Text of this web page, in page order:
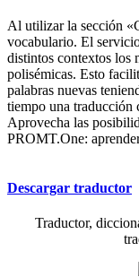
Al utilizar la sección
vocabulario. El
distintos contextos los
polisémicas. Esto
palabras nuevas
tiempo una traducción
Aprovecha las
PROMT.One:
Descargar traductor
Traductor,